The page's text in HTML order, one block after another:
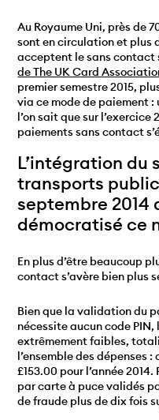
Au Royaume Uni, près de
sont en circulation et plus
acceptent le sans contact
de The UK Card
premier semestre 2015,
via ce mode de paiement
l’on sait que sur l’exercice
paiements sans contact
L’intégration du
transports
septembre 2014
démocratisé ce
En plus d’être beaucoup
contact s’avère bien plus
Bien que la validation du
nécessite aucun code
extrêmement faibles,
l’ensemble des dépenses :
£153.00 pour l’année
par carte à puce validés
de fraude plus de dix fois